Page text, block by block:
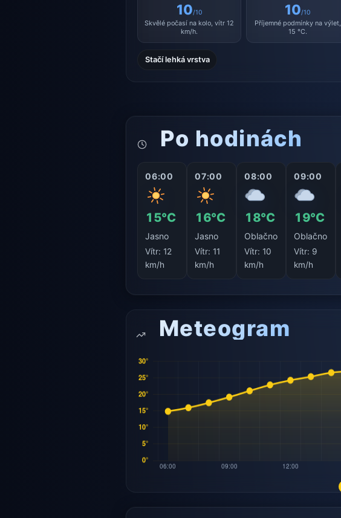
10/10
Skvělé počasí na kolo, vítr 12
km/h.
10/10
Příjemné podmínky na výlet,
15 °C.
Stačí lehká vrstva
Po hodinách
06:00
15°C
Jasno
Vítr:12
km/h
07:00
16°C
Jasno
Vítr:11
km/h
08:00
18°C
Oblačno
Vítr:10
km/h
09:00
19°C
Oblačno
Vítr: 9
km/h
Meteogram